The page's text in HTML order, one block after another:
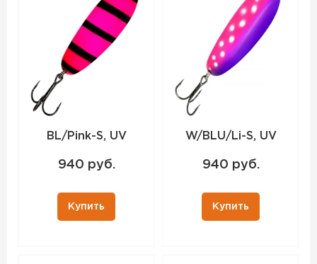
BL/Pink-S, UV
940 руб.
Купить
W/BLU/Li-S, UV
940 руб.
Купить